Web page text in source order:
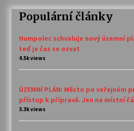
Populární články
Humpolec schvaluje nový územní
teď je čas se ozvat
4.5k views
ÚZEMNÍ PLÁN: Město po veřejném
přístup k přípravě. Jen na místní
3.3k views